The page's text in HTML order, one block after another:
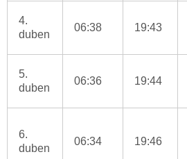
4.
duben
06:38 19:43
5.
duben
06:36 19:44
6.
duben
06:34 19:46